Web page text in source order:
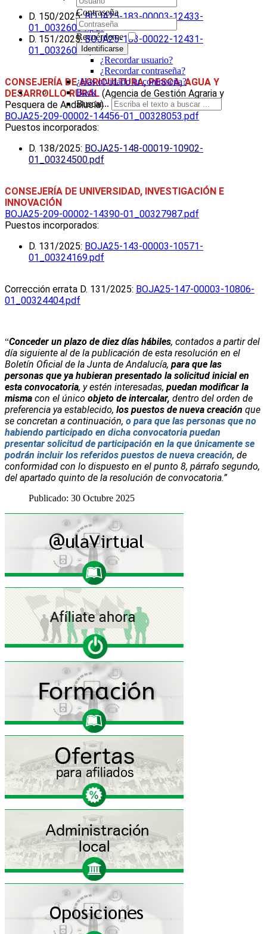
Contraseña
Recuérdeme
Identificarse
¿Recordar usuario?
¿Recordar contraseña?
¿Has olvidado tu contraseña?
Back
Buscar...
D. 150/2025: BOJA25-183-00003-12433-
01_00326031.pdf
D. 151/2025: BOJA25-183-00022-12431-
01_00326029.pdf
CONSEJERÍA DE AGRICULTURA, PESCA, AGUA Y
DESARROLLO RURAL (Agencia de Gestión Agraria y
Pesquera de Andalucía)
BOJA25-209-00002-14456-01_00328053.pdf
Puestos incorporados:
D. 138/2025: BOJA25-148-00019-10902-
01_00324500.pdf
CONSEJERÍA DE UNIVERSIDAD, INVESTIGACIÓN E
INNOVACIÓN
BOJA25-209-00002-14390-01_00327987.pdf
Puestos incorporados:
D. 131/2025: BOJA25-143-00003-10571-
01_00324169.pdf
Corrección errata D. 131/2025: BOJA25-147-00003-10806-
01_00324404.pdf
“Conceder un plazo de diez días hábiles, contados a partir del
día siguiente al de la publicación de esta resolución en el
Boletín Oficial de la Junta de Andalucía, para que las
personas que ya hubieran presentado la solicitud inicial en
esta convocatoria, y estén interesadas, puedan modificar la
misma con el único objeto de intercalar, dentro del orden de
preferencia ya establecido, los puestos de nueva creación que
se concretan a continuación, o para que las personas que no
habiendo participado en dicha convocatoria puedan
presentar solicitud de participación en la que únicamente se
podrán incluir los referidos puestos de nueva creación, de
conformidad con lo dispuesto en el punto 8, párrafo segundo,
del apartado quinto de la resolución de convocatoria.”
Publicado: 30 Octubre 2025